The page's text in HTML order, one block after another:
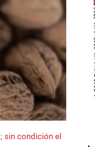
sin condición el